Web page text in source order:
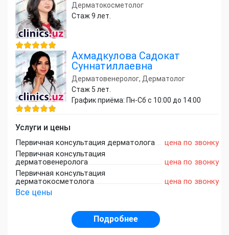
Дерматокосметолог
Стаж 9 лет.
Ахмадкулова Садокат
Суннатиллаевна
Дерматовенеролог, Дерматолог
Стаж 5 лет.
График приёма: Пн-Сб с 10:00 до 14:00
Услуги и цены
Первичная консультация дерматолога
цена по звонку
Первичная консультация
дерматовенеролога
цена по звонку
Первичная консультация
дерматокосметолога
цена по звонку
Все цены
Подробнее